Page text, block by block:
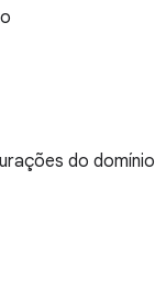
do domínio